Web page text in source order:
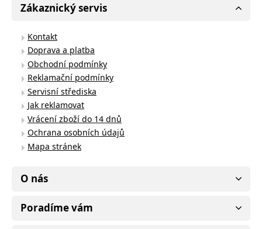
Zákaznický servis
Kontakt
Doprava a platba
Obchodní podmínky
Reklamační podmínky
Servisní střediska
Jak reklamovat
Vrácení zboží do 14 dnů
Ochrana osobních údajů
Mapa stránek
O nás
Poradíme vám